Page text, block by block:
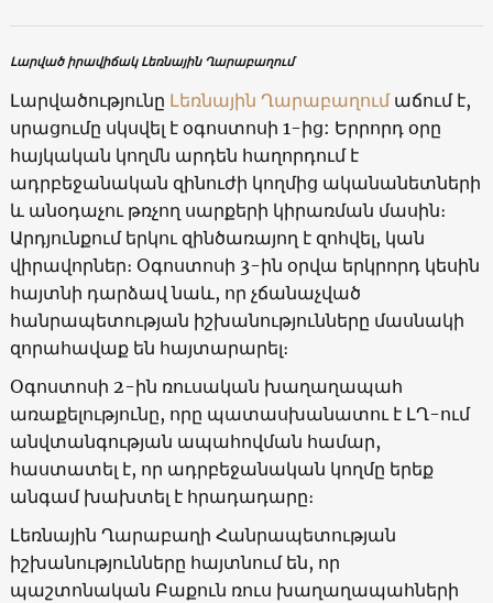
Լարված իրավիճակ Լեռնային Ղարաբաղում
Լարվածությունը Լեռնային Ղարաբաղումաճում է,
սրացումը սկսվել է օգոստոսի 1-ից: Երրորդ օրը
հայկական կողմն արդեն հաղորդում է
ադրբեջանական զինուժի կողմից ականանետների
և անօդաչու թռչող սարքերի կիրառման մասին։
Արդյունքում երկու զինծառայող է զոհվել, կան
վիրավորներ։ Օգոստոսի 3-ին օրվա երկրորդ կեսին
հայտնի դարձավ նաև, որ չճանաչված
հանրապետության իշխանությունները մասնակի
զորահավաք են հայտարարել։
Օգոստոսի 2-ին ռուսական խաղաղապահ
առաքելությունը, որը պատասխանատու է ԼՂ-ում
անվտանգության ապահովման համար,
հաստատել է, որ ադրբեջանական կողմը երեք
անգամ խախտել է հրադադարը։
Լեռնային Ղարաբաղի Հանրապետության
իշխանությունները հայտնում են, որ
պաշտոնական Բաքուն ռուս խաղաղապահների